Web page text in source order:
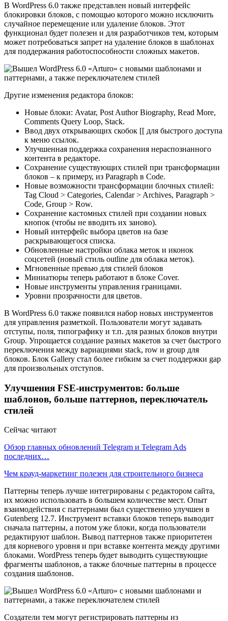
В WordPress 6.0 также представлен новый интерфейс
блокировки блоков, с помощью которого можно исключить
случайное перемещение или удаление блоков. Этот
функционал будет полезен и для разработчиков тем, которым
может потребоваться запрет на удаление блоков в шаблонах
для поддержания работоспособности сложных макетов.
Другие изменения редактора блоков:
Новые блоки: Avatar, Post Author Biography, Read More,
Comments Query Loop, Stack.
Ввод двух открывающих скобок [[ для быстрого доступа
к меню ссылок.
Улучшенная поддержка сохранения нераспознанного
контента в редакторе.
Сохранение существующих стилей при трансформации
блоков – к примеру, из Paragraph в Code.
Новые возможности трансформации блочных стилей:
Tag Cloud > Categories, Calendar > Archives, Paragraph >
Code, Group > Row.
Сохранение кастомных стилей при создании новых
кнопок (чтобы не вводить их заново).
Новый интерфейс выбора цветов на базе
раскрывающегося списка.
Обновленные настройки облака меток и иконок
соцсетей (новый стиль outline для облака меток).
Мгновенные превью для стилей блоков
Миниатюры теперь работают в блоке Cover.
Новые инструменты управления границами.
Уровни прозрачности для цветов.
В WordPress 6.0 также появился набор новых инструментов
для управления разметкой. Пользователи могут задавать
отступы, поля, типографику и т.п. для разных блоков внутри
Group. Упрощается создание разных макетов за счет быстрого
переключения между вариациями stack, row и group для
блоков. Блок Gallery стал более гибким за счет поддержки gap
для произвольных отступов.
Улучшения FSE-инструментов: больше
шаблонов, больше паттернов, переключатель
стилей
Сейчас читают
Обзор главных обновлений Telegram и Telegram Ads
последних…
Чем крауд-маркетинг полезен для строительного бизнеса
Паттерны теперь лучше интегрированы с редактором сайта,
их можно использовать в большем количестве мест. Опыт
взаимодействия с паттернами был существенно улучшен в
Gutenberg 12.7. Инструмент вставки блоков теперь выводит
сначала паттерны, а потом уже блоки, когда пользователи
редактируют шаблон. Вывод паттернов также приоритетен
для корневого уровня и при вставке контента между другими
блоками. WordPress теперь будет выводить существующие
фрагменты шаблонов, а также блочные паттерны в процессе
создания шаблонов.
Создатели тем могут регистрировать паттерны из